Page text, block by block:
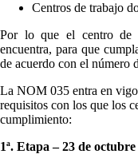
Centros de trabajo
Por lo que el centro de
encuentra, para que
de acuerdo con el número
La NOM 035 entra en
requisitos con los que los
cumplimiento:
1ª. Etapa – 23 de octubre